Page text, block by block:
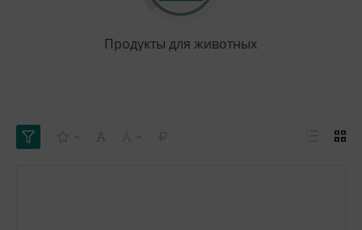
Продукты для животных